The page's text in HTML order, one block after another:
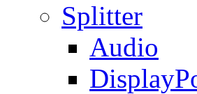
Splitter
Audio